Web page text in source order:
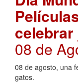
08 de
08 de agosto, una
gatos.